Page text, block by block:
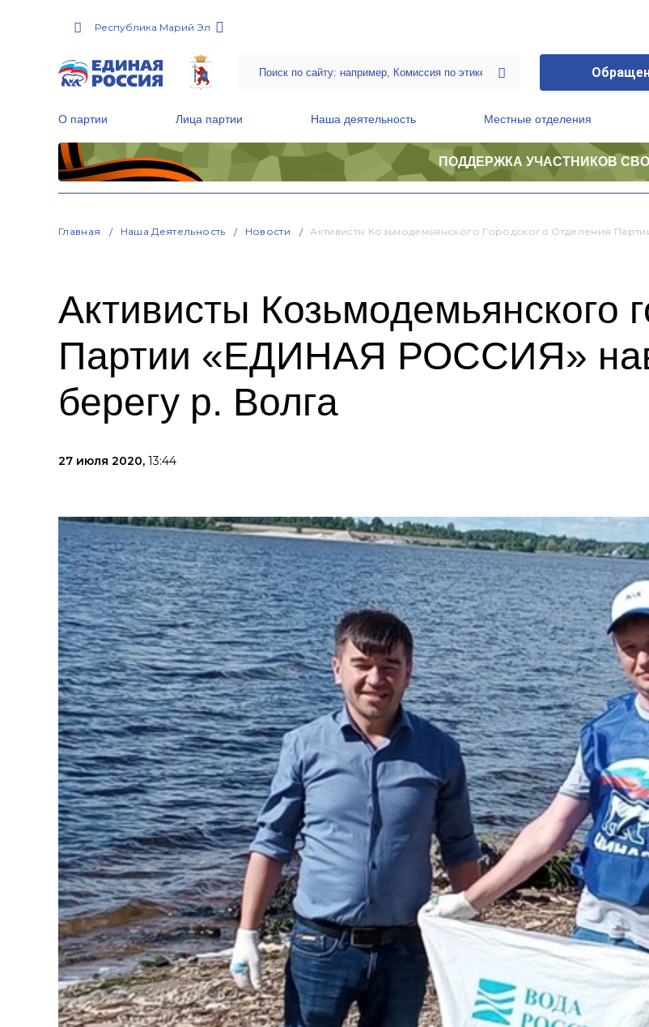
Республика Марий Эл
О партии Лица партии Наша деятельность Местные отделения
ПОДДЕРЖКА УЧАСТНИКОВ СВО
Главная Наша Деятельность Новости Активисты Козьмодемьянского Городского Отделения
Активисты Козьмодемьянского
Партии «ЕДИНАЯ РОССИЯ»
берегу р. Волга
27 июля 2020, 13:44